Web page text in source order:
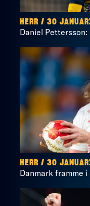
HERR / 30
Daniel
HERR / 30
Danmark framme